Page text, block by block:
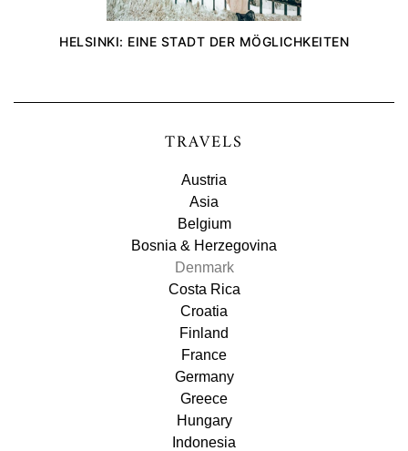
HELSINKI: EINE STADT DER MÖGLICHKEITEN
TRAVELS
Austria
Asia
Belgium
Bosnia & Herzegovina
Denmark
Costa Rica
Croatia
Finland
France
Germany
Greece
Hungary
Indonesia